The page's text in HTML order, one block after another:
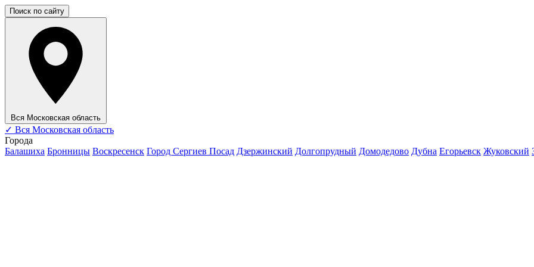
Поиск по сайту
Вся Московская область
✓ Вся Московская область
Города
Балашиха Бронницы Воскресенск Город Сергиев Посад Дзержинский Долгопрудный Домодедово Дубна Егорьевск Жуковский